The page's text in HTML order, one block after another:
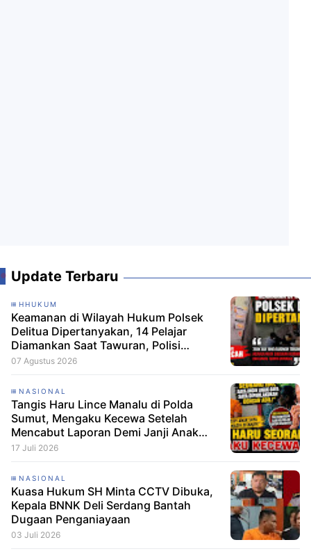
Update Terbaru
HHUKUM
Keamanan di Wilayah Hukum Polsek
Delitua Dipertanyakan, 14 Pelajar
Diamankan Saat Tawuran, Polisi
Pastikan Tak Ada Tersangka
07 Agustus 2026
NASIONAL
Tangis Haru Lince Manalu di Polda
Sumut, Mengaku Kecewa Setelah
Mencabut Laporan Demi Janji Anak
Dibebaskan
17 Juli 2026
NASIONAL
Kuasa Hukum SH Minta CCTV Dibuka,
Kepala BNNK Deli Serdang Bantah
Dugaan Penganiayaan
03 Juli 2026